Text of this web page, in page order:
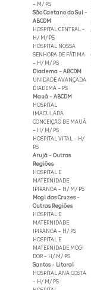
- M/ PS
São Caetano do Sul -
ABCDM
HOSPITAL CENTRAL -
H/ M/ PS
HOSPITAL NOSSA
SENHORA DE FÁTIMA
- H/ M/ PS
Diadema - ABCDM
UNIDADE AVANÇADA
DIADEMA - PS
Mauá - ABCDM
HOSPITAL
IMACULADA
CONCEIÇÃO DE MAUÁ
- H/ M/ PS
HOSPITAL VITAL - H/
PS
Arujá - Outras
Regiões
HOSPITAL E
MATERNIDADE
IPIRANGA - H/ M/ PS
Mogi das Cruzes -
Outras Regiões
HOSPITAL E
MATERNIDADE
IPIRANGA - H/ PS
HOSPITAL E
MATERNIDADE MOGI
DOR - H/ M/ PS
Santos - Litoral
HOSPITAL ANA COSTA
- H/ M/ PS